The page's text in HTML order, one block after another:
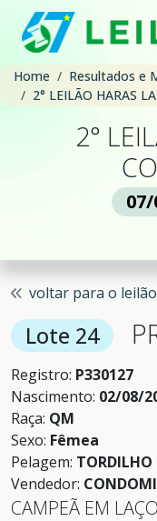
Home
Resultados e
2° LEILÃO HARAS
2°
voltar para o leilão
Lote 24
Registro: P330127
Nascimento: 02/08/
Raça: QM
Sexo: Fêmea
Pelagem: TORDILHO
Vendedor:
CAMPEÃ EM